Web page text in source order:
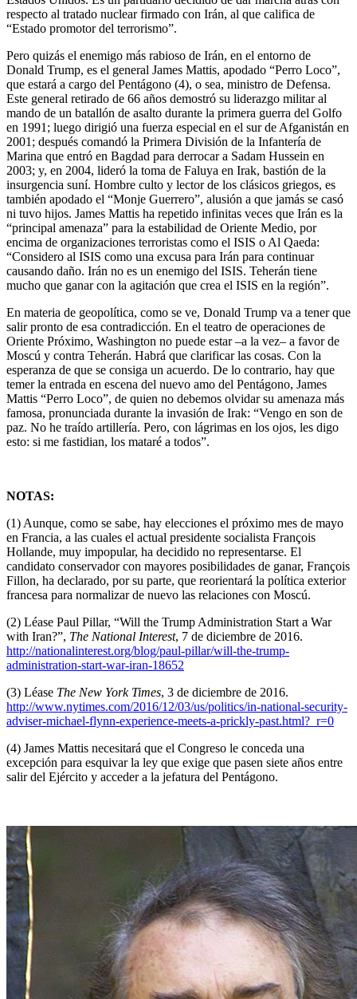
respecto al tratado nuclear firmado con Irán, al que califica de
“Estado promotor del terrorismo”.
Pero quizás el enemigo más rabioso de Irán, en el entorno de
Donald Trump, es el general James Mattis, apodado “Perro Loco”,
que estará a cargo del Pentágono (4), o sea, ministro de Defensa.
Este general retirado de 66 años demostró su liderazgo militar al
mando de un batallón de asalto durante la primera guerra del Golfo
en 1991; luego dirigió una fuerza especial en el sur de Afganistán en
2001; después comandó la Primera División de la Infantería de
Marina que entró en Bagdad para derrocar a Sadam Hussein en
2003; y, en 2004, lideró la toma de Faluya en Irak, bastión de la
insurgencia suní. Hombre culto y lector de los clásicos griegos, es
también apodado el “Monje Guerrero”, alusión a que jamás se casó
ni tuvo hijos. James Mattis ha repetido infinitas veces que Irán es la
“principal amenaza” para la estabilidad de Oriente Medio, por
encima de organizaciones terroristas como el ISIS o Al Qaeda:
“Considero al ISIS como una excusa para Irán para continuar
causando daño. Irán no es un enemigo del ISIS. Teherán tiene
mucho que ganar con la agitación que crea el ISIS en la región”.
En materia de geopolítica, como se ve, Donald Trump va a tener que
salir pronto de esa contradicción. En el teatro de operaciones de
Oriente Próximo, Washington no puede estar –a la vez– a favor de
Moscú y contra Teherán. Habrá que clarificar las cosas. Con la
esperanza de que se consiga un acuerdo. De lo contrario, hay que
temer la entrada en escena del nuevo amo del Pentágono, James
Mattis “Perro Loco”, de quien no debemos olvidar su amenaza más
famosa, pronunciada durante la invasión de Irak: “Vengo en son de
paz. No he traído artillería. Pero, con lágrimas en los ojos, les digo
esto: si me fastidian, los mataré a todos”.
NOTAS:
(1) Aunque, como se sabe, hay elecciones el próximo mes de mayo
en Francia, a las cuales el actual presidente socialista François
Hollande, muy impopular, ha decidido no representarse. El
candidato conservador con mayores posibilidades de ganar, François
Fillon, ha declarado, por su parte, que reorientará la política exterior
francesa para normalizar de nuevo las relaciones con Moscú.
(2) Léase Paul Pillar, “Will the Trump Administration Start a War
with Iran?”, The National Interest, 7 de diciembre de 2016.
http://nationalinterest.org/blog/paul-pillar/will-the-trump-
administration-start-war-iran-18652
(3) Léase The New York Times, 3 de diciembre de 2016.
http://www.nytimes.com/2016/12/03/us/politics/in-national-security-
adviser-michael-flynn-experience-meets-a-prickly-past.html?_r=0
(4) James Mattis necesitará que el Congreso le conceda una
excepción para esquivar la ley que exige que pasen siete años entre
salir del Ejército y acceder a la jefatura del Pentágono.